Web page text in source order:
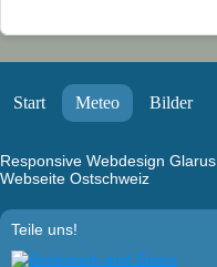
Start Meteo Bilder
Responsive Webdesign Glarus
Webseite Ostschweiz
Teile uns!